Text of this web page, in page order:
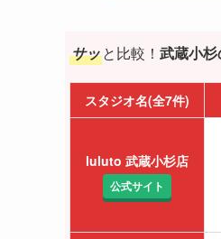
サッと比較！ 武蔵小
スタジオ名(全7件)
luluto 武蔵小杉店
公式サイト